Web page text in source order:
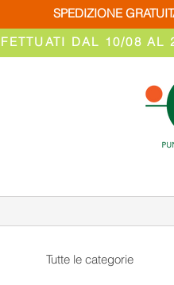
SPEDIZIONE
DAL 10/08
Tutte le categorie